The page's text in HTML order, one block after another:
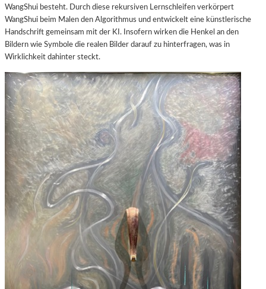
WangShui besteht. Durch diese rekursiven Lernschleifen verkörpert
WangShui beim Malen den Algorithmus und entwickelt eine künstlerische
Handschrift gemeinsam mit der KI. Insofern wirken die Henkel an den
Bildern wie Symbole die realen Bilder darauf zu hinterfragen, was in
Wirklichkeit dahinter steckt.